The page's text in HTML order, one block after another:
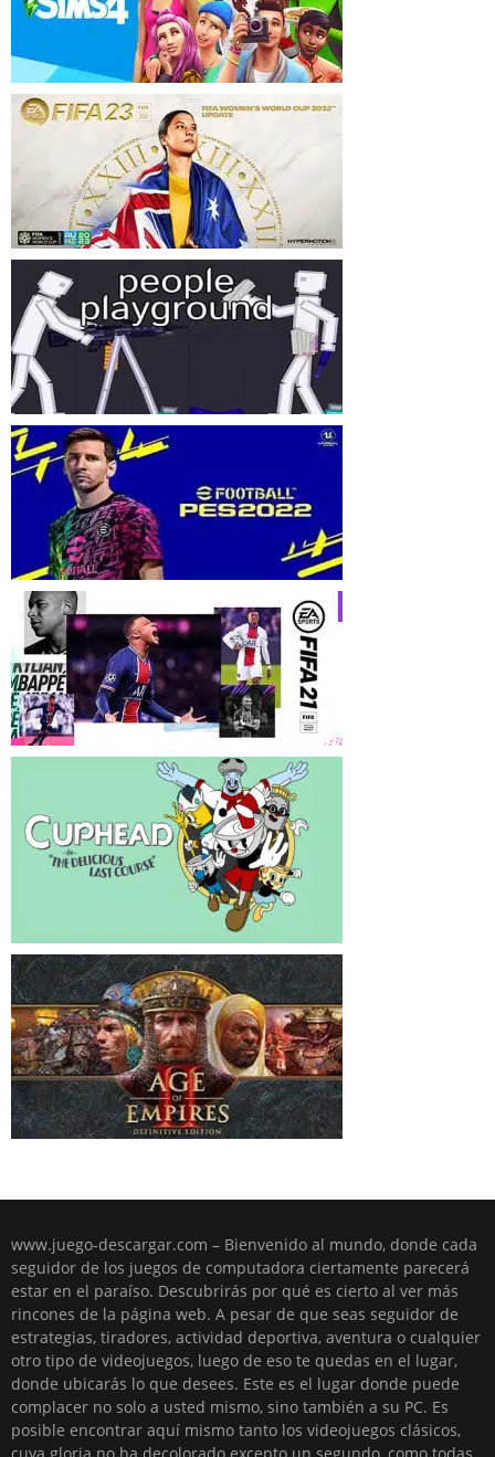
www.juego-descargar.com – Bienvenido al mundo, donde cada
seguidor de los juegos de computadora ciertamente parecerá
estar en el paraíso. Descubrirás por qué es cierto al ver más
rincones de la página web. A pesar de que seas seguidor de
estrategias, tiradores, actividad deportiva, aventura o cualquier
otro tipo de videojuegos, luego de eso te quedas en el lugar,
donde ubicarás lo que desees. Este es el lugar donde puede
complacer no solo a usted mismo, sino también a su PC. Es
posible encontrar aquí mismo tanto los videojuegos clásicos,